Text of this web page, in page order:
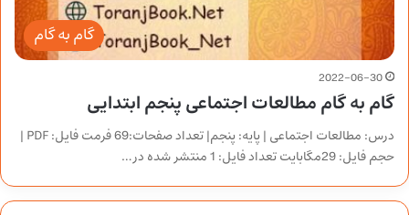
گام به گام
2022-06-30
گام به گام مطالعات اجتماعی پنجم ابتدایی
درس: مطالعات اجتماعی | پایه: پنجم| تعداد صفحات:69 فرمت فایل: PDF |
حجم فایل: 29مگابایت تعداد فایل: 1 منتشر شده در…